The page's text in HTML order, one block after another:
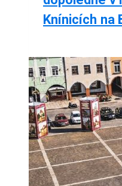
Knínicích na